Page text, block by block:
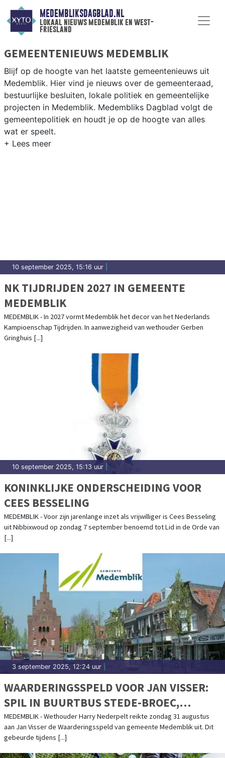
MEDEMBLIKSDAGBLAD.NL
lokaal nieuws medemblik en west-
friesland
GEMEENTENIEUWS MEDEMBLIK
Blijf op de hoogte van het laatste gemeentenieuws uit
Medemblik. Hier vind je nieuws over de gemeenteraad,
bestuurlijke besluiten, lokale politiek en gemeentelijke
projecten in Medemblik. Medembliks Dagblad volgt de
gemeentepolitiek en houdt je op de hoogte van alles
wat er speelt.
10 september 2025, 15:16 uur
NK TIJDRIJDEN 2027 IN GEMEENTE
MEDEMBLIK
MEDEMBLIK - In 2027 vormt Medemblik het decor van het Nederlands
Kampioenschap Tijdrijden. In aanwezigheid van wethouder Gerben
Gringhuis [...]
10 september 2025, 15:13 uur
KONINKLIJKE ONDERSCHEIDING VOOR
CEES BESSELING
MEDEMBLIK - Voor zijn jarenlange inzet als vrijwilliger is Cees Besseling
uit Nibbixwoud op zondag 7 september benoemd tot Lid in de Orde van
[...]
3 september 2025, 12:24 uur
WAARDERINGSSPELD VOOR JAN VISSER:
SPIL IN BUURTBUS STEDE-BROEC,
ENKHUIZEN EN MEDEMBLIK
MEDEMBLIK - Wethouder Harry Nederpelt reikte zondag 31 augustus
aan Jan Visser de Waarderingsspeld van gemeente Medemblik uit. Dit
gebeurde tijdens [...]